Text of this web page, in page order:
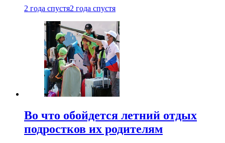
2 года спустя2 года спустя
Во что обойдется летний отдых
подростков их родителям